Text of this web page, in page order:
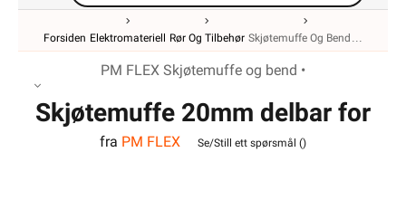
Forsiden Elektromateriell Rør Og Tilbehør Skjøtemuffe Og Bend
PM FLEX Skjøtemuffe og bend •
Skjøtemuffe 20mm delbar for
k-rør
fra PM FLEX Se/Still ett spørsmål ()